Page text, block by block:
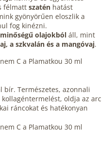
félmatt szatén hatást
gyönyörűen eloszlik a
fog kinézni.
olajokból áll, mint
a szkvalán és a mangóvaj.
bír. Természetes, azonnali
oldja az arc
ráncokat és hatékonyan